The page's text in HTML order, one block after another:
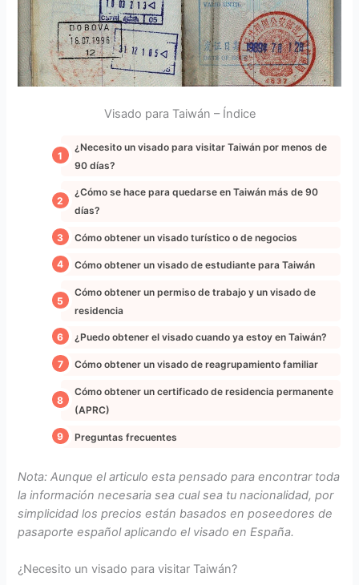
Visado para Taiwán – Índice
¿Necesito un visado para visitar Taiwán por menos de
90 días?
¿Cómo se hace para quedarse en Taiwán más de 90
días?
Cómo obtener un visado turístico o de negocios
Cómo obtener un visado de estudiante para Taiwán
Cómo obtener un permiso de trabajo y un visado de
residencia
¿Puedo obtener el visado cuando ya estoy en Taiwán?
Cómo obtener un visado de reagrupamiento familiar
Cómo obtener un certificado de residencia permanente
(APRC)
Preguntas frecuentes
Nota: Aunque el articulo esta pensado para encontrar toda
la información necesaria sea cual sea tu nacionalidad, por
simplicidad los precios están basados en poseedores de
pasaporte español aplicando el visado en España.
¿Necesito un visado para visitar Taiwán?